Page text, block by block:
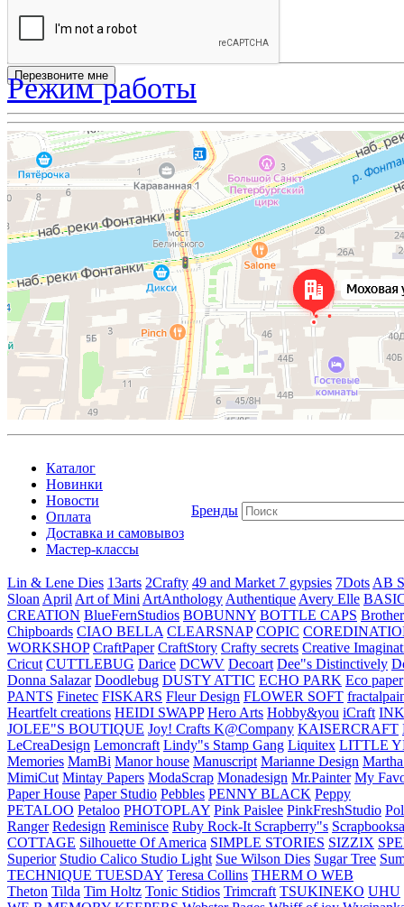
Режим работы
Каталог
Новинки
Новости
Оплата
Доставка и самовывоз
Мастер-классы
Бренды
Lin & Lene Dies 13arts 2Crafty 49 and Market 7 gypsies 7Dots AB
Sloan April Art of Mini ArtAnthology Authentique Avery Elle
CREATION BlueFernStudios BOBUNNY BOTTLE CAPS Brother
Chipboards CIAO BELLA CLEARSNAP COPIC
WORKSHOP CraftPaper CraftStory Crafty secrets Creative
Cricut CUTTLEBUG Darice DCWV Decoart Dee"s Distinctively
Donna Salazar Doodlebug DUSTY ATTIC ECHO PARK Eco paper
PANTS Finetec FISKARS Fleur Design FLOWER SOFT
Heartfelt creations HEIDI SWAPP Hero Arts Hobby&you iCraft
JOLEE"S BOUTIQUE Joy! Crafts K@Company KAISERCRAFT
LeCreaDesign Lemoncraft Lindy"s Stamp Gang Liquitex LITTLE
Memories MamBi Manor house Manuscript Marianne Design
MimiCut Mintay Papers ModaScrap Monadesign Mr.Painter My
Paper House Paper Studio Pebbles PENNY BLACK Peppy
PETALOO Petaloo PHOTOPLAY Pink Paislee PinkFreshStudio
Ranger Redesign Reminisce Ruby Rock-It Scrapberry"s
COTTAGE Silhouette Of America SIMPLE STORIES SIZZIX
Superior Studio Calico Studio Light Sue Wilson Dies Sugar Tree
TECHNIQUE TUESDAY Teresa Collins THERM O WEB
Theton Tilda Tim Holtz Tonic Stidios Trimcraft TSUKINEKO UHU